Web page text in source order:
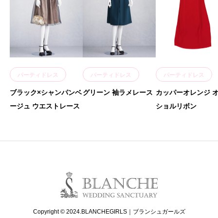
パーティドレス
ブラック×シャンパンベ
ージュ ウエストレース
パーティドレス
グリーン 袖ラメレース
パーティドレス
カッパーオレンジ
ショルリボン
Copyright © 2024.BLANCHEGIRLS｜ブランシュガールズ